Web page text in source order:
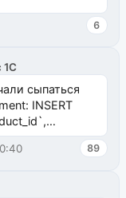
6
1С
сыпаться
INSERT
89